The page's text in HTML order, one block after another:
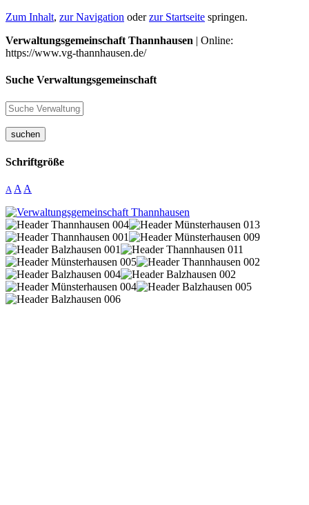
Zum Inhalt, zur Navigation oderzur Startseite springen.
Verwaltungsgemeinschaft Thannhausen | Online:
https://www.vg-thannhausen.de/
Suche Verwaltungsgemeinschaft
suchen
Schriftgröße
A A A